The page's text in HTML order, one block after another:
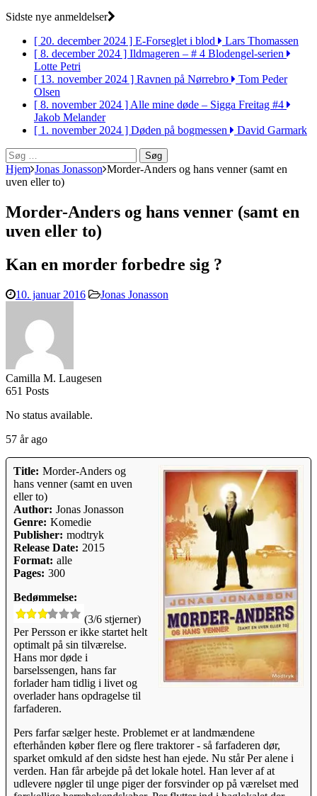
Sidste nye anmeldelser
[ 20. december 2024 ] E-Forseglet i blod
Lars Thomassen
[ 8. december 2024 ] Ildmageren – # 4 Blodengel-serien
Lotte Petri
[ 13. november 2024 ] Ravnen på Nørrebro
Tom Peder
Olsen
[ 8. november 2024 ]Alle mine døde – Sigga Freitag #4
Jakob Melander
[ 1. november 2024 ] Døden på bogmessen
David Garmark
Søg
efter:
Hjem Jonas Jonasson Morder-Anders og hans venner (samt en
uven eller to)
Morder-Anders og hans venner (samt en
uven eller to)
Kan en morder forbedre sig ?
10. januar 2016 Jonas Jonasson
Camilla M. Laugesen
651 Posts
No status available.
57 år ago
Title: Morder-Anders og
hans venner (samt en uven
eller to)
Author: Jonas Jonasson
Genre: Komedie
Publisher: modtryk
Release Date: 2015
Format: alle
Pages: 300
Bedømmelse:
(3/6 stjerner)
Per Persson er ikke startet helt
optimalt på sin tilværelse.
Hans mor døde i
barselssengen, hans far
forlader ham tidlig i livet og
overlader hans opdragelse til
farfaderen.
Pers farfar sælger heste. Problemet er at landmændene
efterhånden køber flere og flere traktorer - så farfaderen dør,
sparket omkuld af den sidste hest han ejede. Nu står Per alene i
verden. Han får arbejde på det lokale hotel. Han lever af at
udlevere nøgler til unge piger der forsvinder op på værelset med